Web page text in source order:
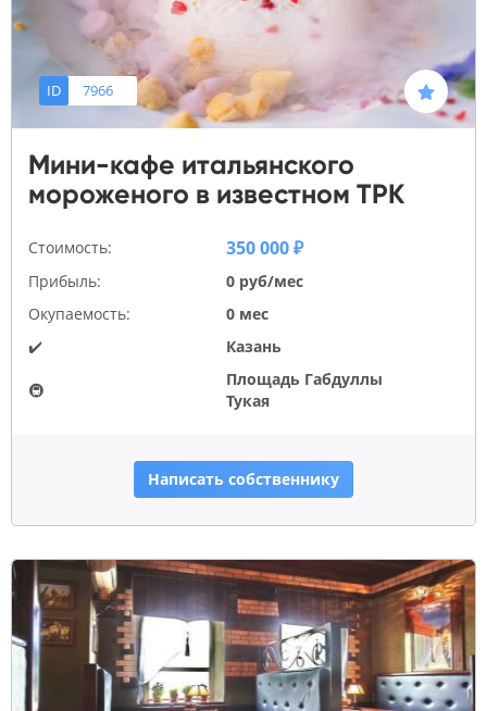
ID 7966
Мини-кафе итальянского
мороженого в известном ТРК
Стоимость: 350 000 ₽
Прибыль:
0 руб/мес
Окупаемость:
0 мес
✔️
Казань
🚇
Площадь Габдуллы
Тукая
Написать собственнику